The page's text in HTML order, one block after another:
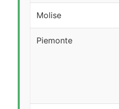
Molise
Piemonte